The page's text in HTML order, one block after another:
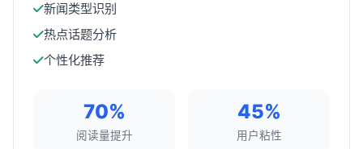
新闻类型识别
热点话题分析
个性化推荐
70%
阅读量提升
45%
用户粘性